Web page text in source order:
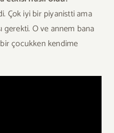
Çok iyi bir piyanistti ama
gerekti. O ve annem bana
çocukken kendime